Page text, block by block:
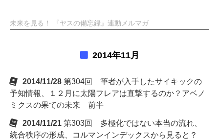
未来を見る！ 『ヤスの備忘録』連動メルマガ
2014年11月
2014/11/28 第304回 筆者が入手したサイキックの
予知情報、１２月に太陽フレアは直撃するのか？アベノ
ミクスの果ての未来 前半
2014/11/21 第303回 多極化ではない本当の流れ、
統合秩序の形成、コルマンインデックスから見ると？